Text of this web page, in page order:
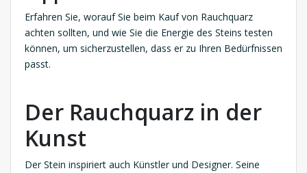
Erfahren Sie, worauf Sie beim Kauf von Rauchquarz
achten sollten, und wie Sie die Energie des Steins testen
können, um sicherzustellen, dass er zu Ihren Bedürfnissen
passt.
Der Rauchquarz in der
Kunst
Der Stein inspiriert auch Künstler und Designer. Seine